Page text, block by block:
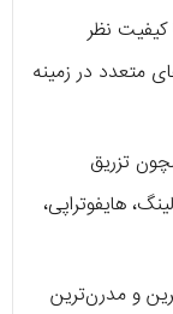
کیفیت نظر
متعدد در زمینه
تزریق
هایفوتراپی،
و مدرن‌ترین